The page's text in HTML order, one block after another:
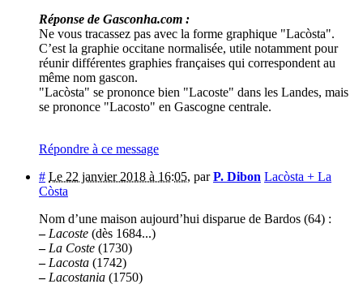
Réponse de Gasconha.com :
Ne vous tracassez pas avec la forme graphique "Lacòsta".
C’est la graphie occitane normalisée, utile notamment pour
réunir différentes graphies françaises qui correspondent au
même nom gascon.
"Lacòsta" se prononce bien "Lacoste" dans les Landes, mais
se prononce "Lacosto" en Gascogne centrale.
Répondre à ce message
# Le 22 janvier 2018 à 16:05, parP. Dibon Lacòsta + La
Còsta
Nom d’une maison aujourd’hui disparue de Bardos (64) :
– Lacoste (dès 1684...)
– La Coste (1730)
– Lacosta (1742)
– Lacostania (1750)